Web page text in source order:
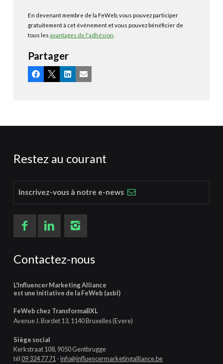
En devenant membre de la FeWeb, vous pouvez participer
gratuitement à cet événement et vous pouvez bénéficier de
tous les avantages de l'adhésion
Partager
Facebook
X LinkedIn
Email
Restez au courant
Inscrivez-vous à notre e-news
Contactez-nous
L'Influencer Marketing Alliance
est une initiative de la FeWeb (asbl)
FeWeb chez TransformaBXL
Avenue J. Bordet 13, 1140 Bruxelles (Evere)
Siège social
Kerkstraat 108, 9050 Gentbrugge
tél09 324 77 71-info@influencermarketingalliance.be